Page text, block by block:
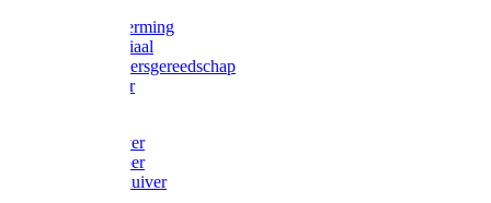
Kniebescherming
Afzetmateriaal
Stratenmakersgereedschap
Straathamer
Mestschuiver
Mestschraper
Sneeuwschuiver